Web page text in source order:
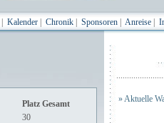
Kalender Chronik Sponsoren Anreise
Platz Gesamt
30
» Aktuelle